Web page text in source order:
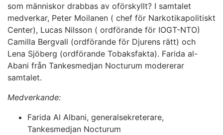
som människor drabbas av oförskyllt? I samtalet
medverkar, Peter Moilanen ( chef för Narkotikapolitiskt
Center), Lucas Nilsson ( ordförande för IOGT-NTO)
Camilla Bergvall (ordförande för Djurens rätt) och
Lena Sjöberg (ordförande Tobaksfakta). Farida al-
Abani från Tankesmedjan Nocturum modererar
samtalet.
Medverkande:
Farida Al Albani, generalsekreterare,
Tankesmedjan Nocturum